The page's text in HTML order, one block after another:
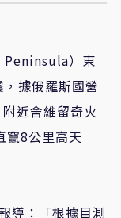
Peninsula）東
據俄羅斯國營
近舍維留奇火
8公里高天
導：「根據目測